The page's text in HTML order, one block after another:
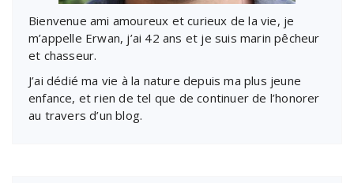
Bienvenue ami amoureux et curieux de la vie, je
m’appelle Erwan, j’ai 42 ans et je suis marin pêcheur
et chasseur.
J’ai dédié ma vie à la nature depuis ma plus jeune
enfance, et rien de tel que de continuer de l’honorer
au travers d’un blog.